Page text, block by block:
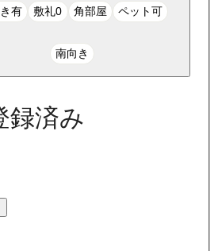
有 敷礼0 角部屋 ペット可
南向き
録済み